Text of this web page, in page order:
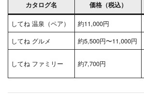
カタログ名 価格（税込）
してね 温泉（ペア） 約11,000円
してね グルメ
約5,500円〜11,000円
してね ファミリー 約7,700円